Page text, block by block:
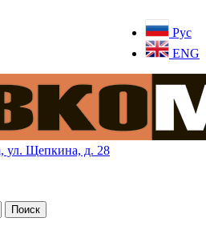
Рус
ENG
ул. Щепкина, д. 28